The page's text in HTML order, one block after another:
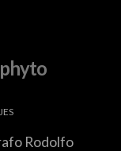
Rodolfo